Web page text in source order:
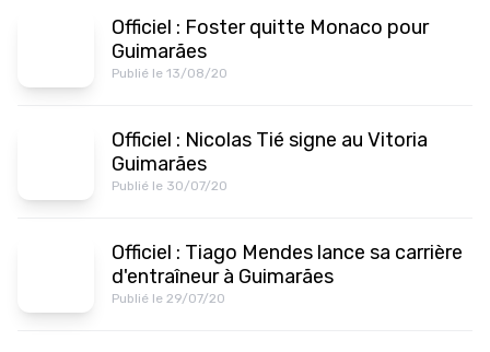
Officiel : Foster quitte Monaco pour
Guimarães
Publié le 13/08/20
Officiel : Nicolas Tié signe au Vitoria
Guimarães
Publié le 30/07/20
Officiel : Tiago Mendes lance sa carrière
d'entraîneur à Guimarães
Publié le 29/07/20